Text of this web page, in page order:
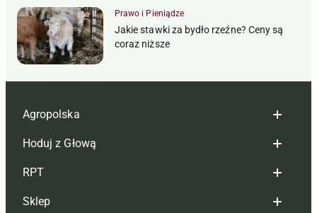
Prawo i Pieniądze
Jakie stawki za bydło rzeźne? Ceny są
coraz niższe
Agropolska
Redakcja
Reklama
Tagi
Hoduj z Głową
Hoduj z głową bydło
Hoduj z głową świnie
RPT
Redakcja
Sklep